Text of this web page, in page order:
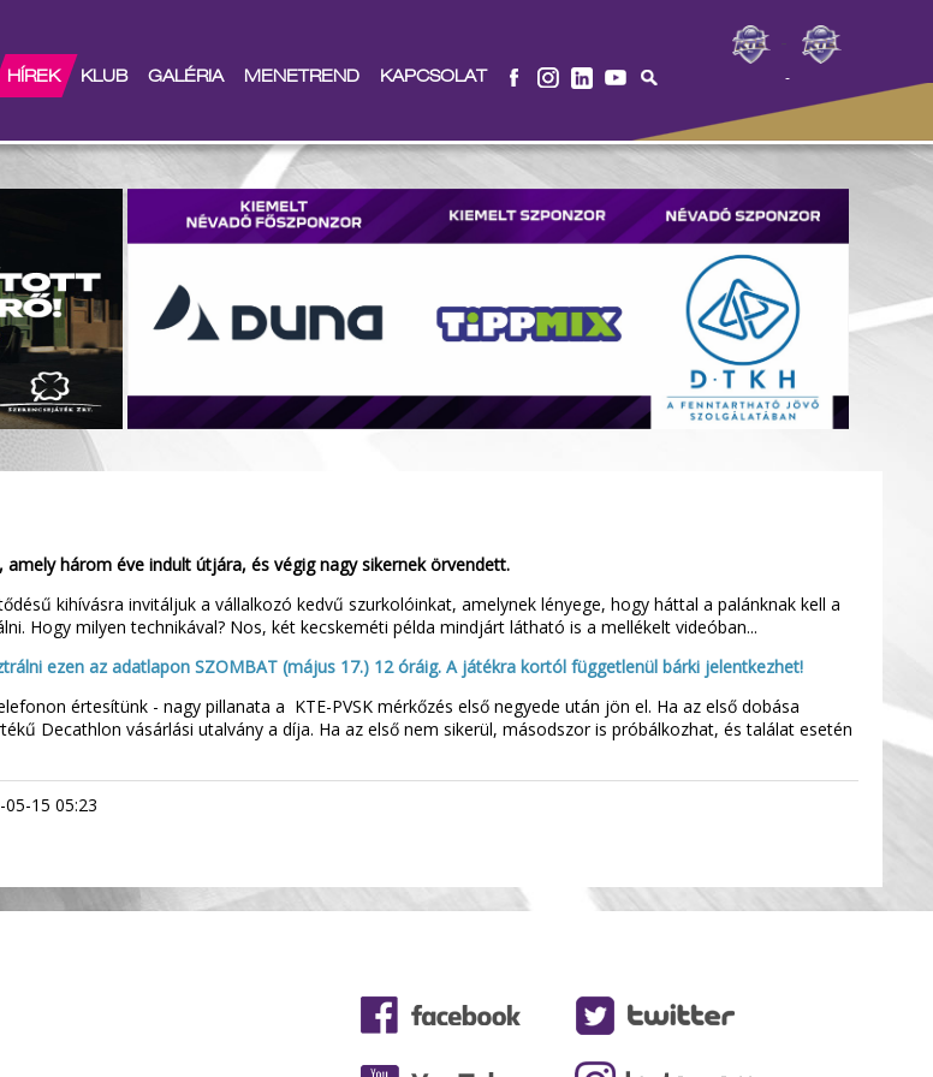
-
HÍREK KLUB GALÉRIA MENETREND KAPCSOLAT
három éve indult útjára, és végig nagy sikernek örvendett.
kihívásra invitáljuk a vállalkozó kedvű szurkolóinkat, amelynek lényege, hogy háttal a palánknak kell a
Hogy milyen technikával? Nos, két kecskeméti példa mindjárt látható is a mellékelt videóban...
ezen az adatlapon SZOMBAT (május 17.) 12 óráig. A játékra kortól függetlenül bárki jelentkezhet!
értesítünk - nagy pillanata a KTE-PVSK mérkőzés első negyede után jön el. Ha az első dobása
Decathlon vásárlási utalvány a díja. Ha az első nem sikerül, másodszor is próbálkozhat, és találat esetén
15 05:23